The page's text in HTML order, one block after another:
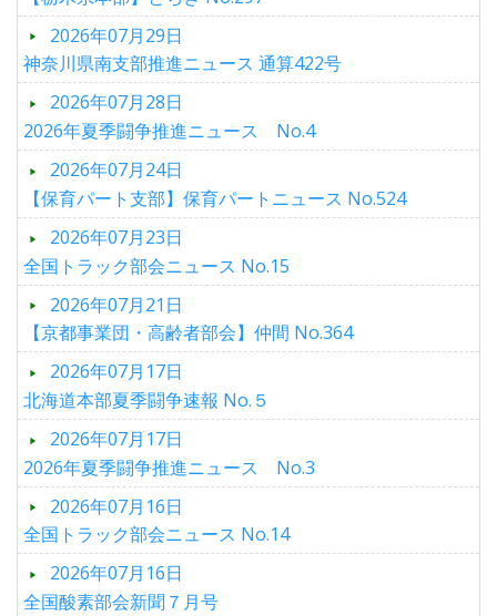
2026年07月29日
神奈川県南支部推進ニュース 通算422号
2026年07月28日
2026年夏季闘争推進ニュース No.4
2026年07月24日
【保育パート支部】保育パートニュース No.524
2026年07月23日
全国トラック部会ニュース No.15
2026年07月21日
【京都事業団・高齢者部会】仲間 No.364
2026年07月17日
北海道本部夏季闘争速報 No.５
2026年07月17日
2026年夏季闘争推進ニュース No.3
2026年07月16日
全国トラック部会ニュース No.14
2026年07月16日
全国酸素部会新聞７月号